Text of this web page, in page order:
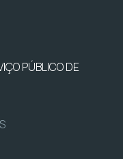
PÚBLICO DE